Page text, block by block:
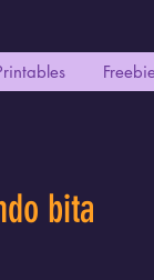
bita